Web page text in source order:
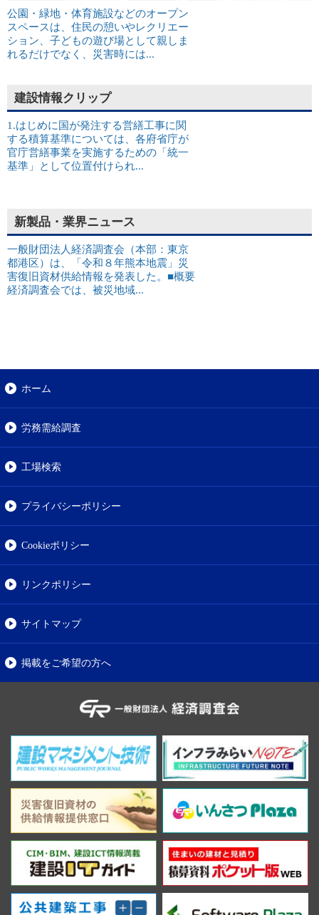
公園・緑地・体育施設などのオープン
スペースは、住民の憩いやレクリエー
ション、子どもの遊び場として親しま
れるだけでなく、災害時には...
建設情報クリップ
1.はじめに国が発注する営繕工事に関
する積算基準については、各府省庁が
官庁営繕事業を実施するための「統一
基準」として位置付けられ...
新製品・業界ニュース
一般財団法人経済調査会（本部：東京
都港区）は、「令和８年熊本地震」災
害復旧資材供給情報を発表した。■概要
経済調査会では、被災地域...
ホーム
労務需給調査
工場検索
プライバシーポリシー
Cookieポリシー
リンクポリシー
サイトマップ
掲載をご希望の方へ